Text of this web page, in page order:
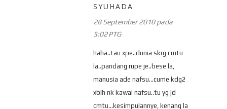
SYUHADA
28 September 2010 pada
5:02 PTG
haha..tau xpe..dunia skrg cmtu
la..pandang rupe je..bese la,
manusia ade nafsu...cume kdg2
xblh nk kawal nafsu..tu yg jd
cmtu...kesimpulannye, kenang la